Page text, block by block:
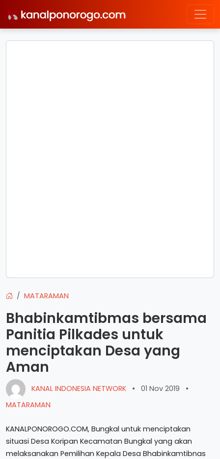
MATARAMAN
Bhabinkamtibmas bersama
Panitia Pilkades untuk
menciptakan Desa yang
Aman
KANAL INDONESIA NETWORK • 01 Nov 2019
•
MATARAMAN
KANALPONOROGO.COM, Bungkal untuk menciptakan
situasi Desa Koripan Kecamatan Bungkal yang akan
melaksanakan Pemilihan Kepala Desa Bhabinkamtibnas